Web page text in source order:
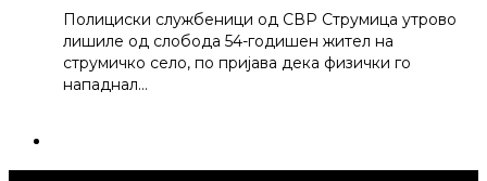
Полициски службеници од СВР Струмица утрово
лишиле од слобода 54-годишен жител на
струмичко село, по пријава дека физички го
нападнал…